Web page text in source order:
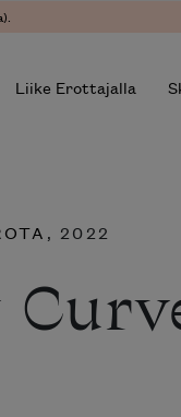
Liike Erottajalla
, 2022